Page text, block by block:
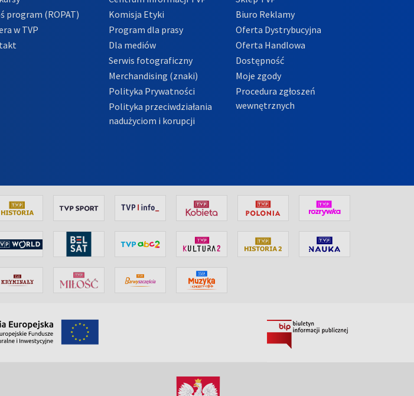
program (ROPAT)
w TVP
Komisja Etyki
Program dla prasy
Dla mediów
Serwis fotograficzny
Merchandising (znaki)
Polityka Prywatności
Polityka przeciwdziałania
nadużyciom i korupcji
Biuro Reklamy
Oferta Dystrybucyjna
Oferta Handlowa
Dostępność
Moje zgody
Procedura zgłoszeń
wewnętrznych